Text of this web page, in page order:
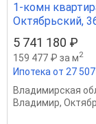
1-комн
Октябрьский,
5 741 180 ₽
159 477 ₽ за м2
Ипотека от 27
Владимирская
Владимир,